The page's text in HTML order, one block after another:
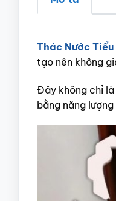
Thác Nước
tạo nên không
Đây không chỉ
bằng năng